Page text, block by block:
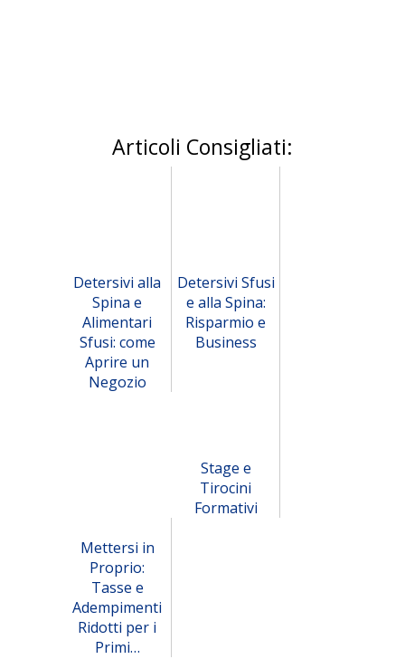
Articoli Consigliati:
Detersivi alla
Spina e
Alimentari
Sfusi: come
Aprire un
Negozio
Detersivi Sfusi
e alla Spina:
Risparmio e
Business
Stage e
Tirocini
Formativi
Mettersi in
Proprio:
Tasse e
Adempimenti
Ridotti per i
Primi…